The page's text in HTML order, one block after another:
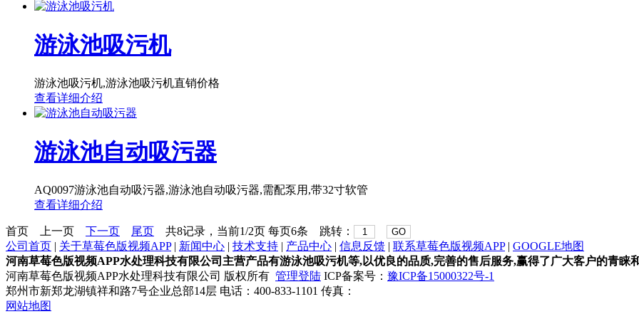
游泳池吸污机
游泳池吸污机,游泳池吸污机直销价格
查看详细介绍
游泳池自动吸污器
AQ0097游泳池自动吸污器,游泳池自动吸污器,需配泵用,带32寸软管
查看详细介绍
首页 上一页 下一页 尾页 共8记录，当前1/2页 每页6条 跳转： GO
公司首页 | 关于草莓色版视频APP| 新闻中心 | 技术支持 | 产品中心 | 信息反馈 | 联系草莓色版视频APP| GOOGLE地图
河南草莓色版视频APP水处理科技有限公司主营产品有游泳池吸污机等,以优良的品质,完善的售后服务,赢得了广大客户的青睐
河南草莓色版视频APP水处理科技有限公司 版权所有 管理登陆 ICP备案号： 豫ICP备15000322号-1
郑州市新郑龙湖镇祥和路7号企业总部14层 电话：400-833-1101 传真：
网站地图